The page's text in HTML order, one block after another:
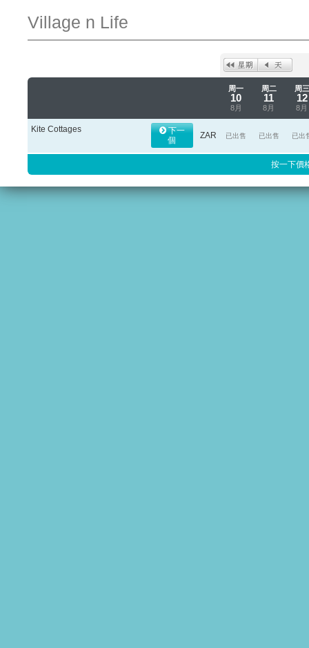
Village n Life
周一
10
8月
周二
11
8月
周三
12
8月
Kite Cottages
下一
個
ZAR 已出售 已出售 已出
按一下價